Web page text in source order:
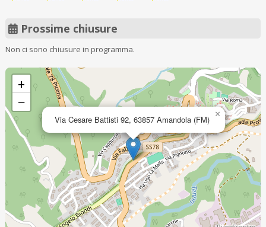
Prossime chiusure
Non ci sono chiusure in programma.
Via Cesare Battisti 92, 63857 Amandola (FM) ×
+
−